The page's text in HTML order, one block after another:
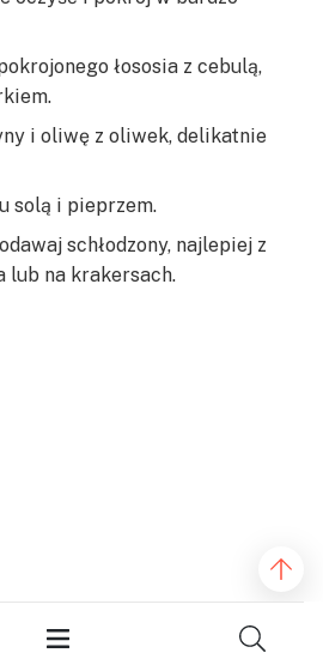
łososia z cebulą,
i oliwę z oliwek, delikatnie
solą i pieprzem.
schłodzony, najlepiej z
lub na krakersach.